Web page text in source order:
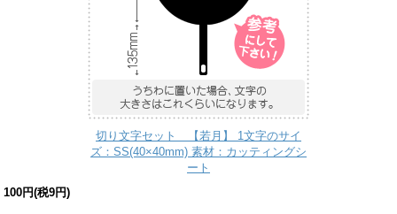
切り文字セット 【若月】 1文字のサイ
ズ：SS(40×40mm) 素材：カッティングシ
ート
100円(税9円)